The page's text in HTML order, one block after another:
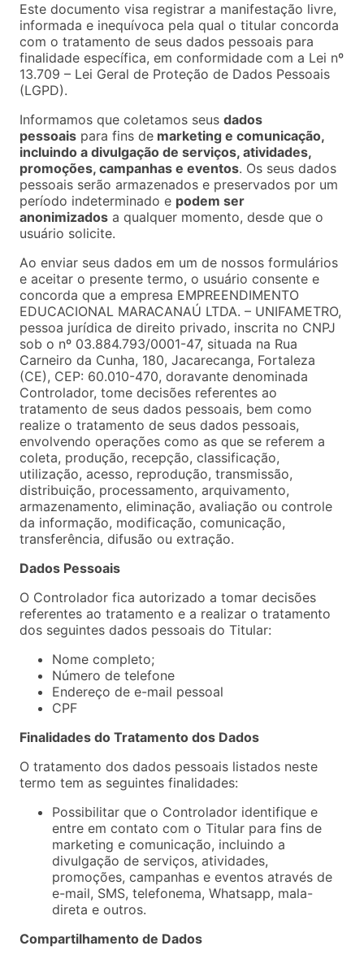
Este documento visa registrar a manifestação livre,
informada e inequívoca pela qual o titular concorda
com o tratamento de seus dados pessoais para
finalidade específica, em conformidade com a Lei nº
13.709 – Lei Geral de Proteção de Dados Pessoais
(LGPD).
Informamos que coletamos seus dados
pessoais para fins de marketing e comunicação,
incluindo a divulgação de serviços, atividades,
promoções, campanhas e eventos. Os seus dados
pessoais serão armazenados e preservados por um
período indeterminado e podem ser
anonimizados a qualquer momento, desde que o
usuário solicite.
Ao enviar seus dados em um de nossos formulários
e aceitar o presente termo, o usuário consente e
concorda que a empresa EMPREENDIMENTO
EDUCACIONAL MARACANAÚ LTDA. – UNIFAMETRO,
pessoa jurídica de direito privado, inscrita no CNPJ
sob o nº 03.884.793/0001-47, situada na Rua
Carneiro da Cunha, 180, Jacarecanga, Fortaleza
(CE), CEP: 60.010-470, doravante denominada
Controlador, tome decisões referentes ao
tratamento de seus dados pessoais, bem como
realize o tratamento de seus dados pessoais,
envolvendo operações como as que se referem a
coleta, produção, recepção, classificação,
utilização, acesso, reprodução, transmissão,
distribuição, processamento, arquivamento,
armazenamento, eliminação, avaliação ou controle
da informação, modificação, comunicação,
transferência, difusão ou extração.
Dados Pessoais
O Controlador fica autorizado a tomar decisões
referentes ao tratamento e a realizar o tratamento
dos seguintes dados pessoais do Titular:
Nome completo;
Número de telefone
Endereço de e-mail pessoal
CPF
Finalidades do Tratamento dos Dados
O tratamento dos dados pessoais listados neste
termo tem as seguintes finalidades:
Possibilitar que o Controlador identifique e
entre em contato com o Titular para fins de
marketing e comunicação, incluindo a
divulgação de serviços, atividades,
promoções, campanhas e eventos através de
e-mail, SMS, telefonema, Whatsapp, mala-
direta e outros.
Compartilhamento de Dados